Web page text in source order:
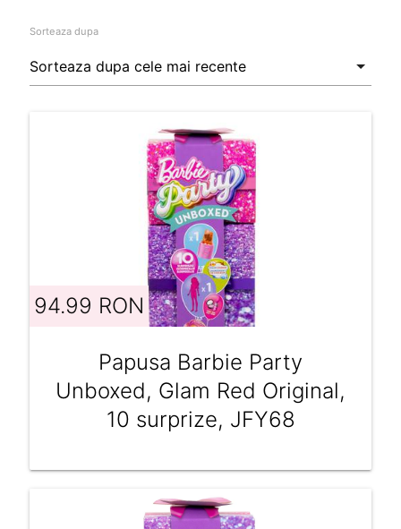
Sorteaza dupa
94.99 RON
Papusa Barbie Party
Unboxed, Glam Red Original,
10 surprize, JFY68